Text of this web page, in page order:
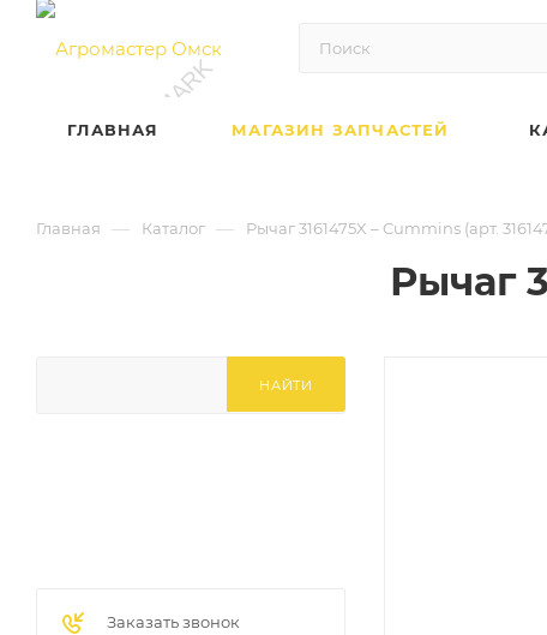
ГЛАВНАЯ МАГАЗИН ЗАПЧАСТЕЙ
Главная — Каталог — Рычаг 3161475X – Cummins (арт.
Рычаг
НАЙТИ
Заказать звонок